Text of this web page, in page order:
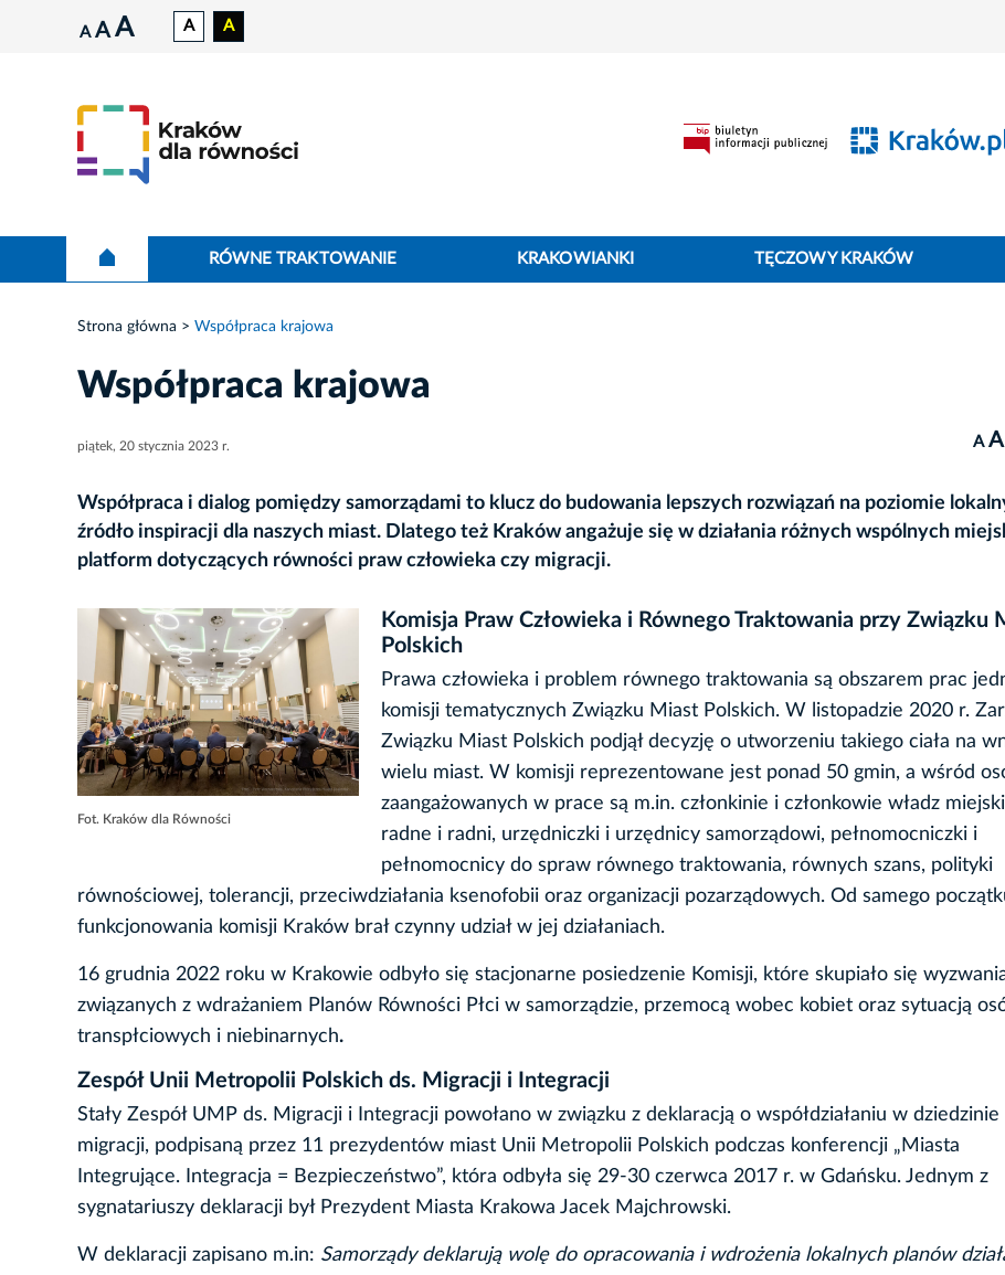
A A A A A
RÓWNE TRAKTOWANIE KRAKOWIANKI TĘCZOWY KRAKÓW
Strona główna Współpraca krajowa
Współpraca krajowa
piątek, 20 stycznia 2023 r. A A
Współpraca i dialog pomiędzy samorządami to klucz do budowania lepszych rozwiązań na poziomie
źródło inspiracji dla naszych miast. Dlatego też Kraków angażuje się w działania różnych wspólnych
platform dotyczących równości praw człowieka czy migracji.
Fot. Kraków dla Równości
Komisja Praw Człowieka i Równego Traktowania przy Związku
Polskich
Prawa człowieka i problem równego traktowania są obszarem prac
komisji tematycznych Związku Miast Polskich. W listopadzie 2020 r.
Związku Miast Polskich podjął decyzję o utworzeniu takiego ciała na
wielu miast. W komisji reprezentowane jest ponad 50 gmin, a wśród
zaangażowanych w prace są m.in. członkinie i członkowie władz
radne i radni, urzędniczki i urzędnicy samorządowi, pełnomocniczki i
pełnomocnicy do spraw równego traktowania, równych szans, polityki
równościowej, tolerancji, przeciwdziałania ksenofobii oraz organizacji pozarządowych. Od samego
funkcjonowania komisji Kraków brał czynny udział w jej działaniach.
16 grudnia 2022 roku w Krakowie odbyło się stacjonarne posiedzenie Komisji, które skupiało się
związanych z wdrażaniem Planów Równości Płci w samorządzie, przemocą wobec kobiet oraz sytuacją
transpłciowych i niebinarnych.
Zespół Unii Metropolii Polskich ds. Migracji i Integracji
Stały Zespół UMP ds. Migracji i Integracji powołano w związku z deklaracją o współdziałaniu w dziedzinie
migracji, podpisaną przez 11 prezydentów miast Unii Metropolii Polskich podczas konferencji „Miasta
Integrujące. Integracja = Bezpieczeństwo”, która odbyła się 29-30 czerwca 2017 r. w Gdańsku. Jednym z
sygnatariuszy deklaracji był Prezydent Miasta Krakowa Jacek Majchrowski.
W deklaracji zapisano m.in: Samorządy deklarują wolę do opracowania i wdrożenia lokalnych planów